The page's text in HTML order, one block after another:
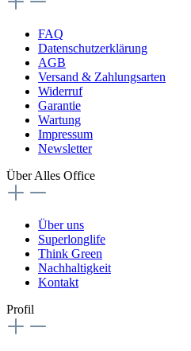
FAQ
Datenschutzerklärung
AGB
Versand & Zahlungsarten
Widerruf
Garantie
Wartung
Impressum
Newsletter
Über Alles Office
Über uns
Superlonglife
Think Green
Nachhaltigkeit
Kontakt
Profil